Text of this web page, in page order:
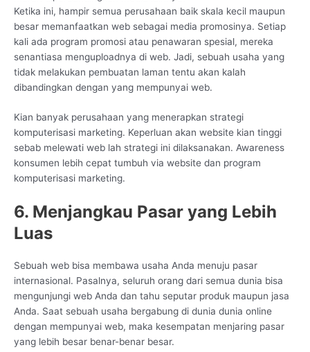
Ketika ini, hampir semua perusahaan baik skala kecil maupun
besar memanfaatkan web sebagai media promosinya. Setiap
kali ada program promosi atau penawaran spesial, mereka
senantiasa menguploadnya di web. Jadi, sebuah usaha yang
tidak melakukan pembuatan laman tentu akan kalah
dibandingkan dengan yang mempunyai web.
Kian banyak perusahaan yang menerapkan strategi
komputerisasi marketing. Keperluan akan website kian tinggi
sebab melewati web lah strategi ini dilaksanakan. Awareness
konsumen lebih cepat tumbuh via website dan program
komputerisasi marketing.
6. Menjangkau Pasar yang Lebih
Luas
Sebuah web bisa membawa usaha Anda menuju pasar
internasional. Pasalnya, seluruh orang dari semua dunia bisa
mengunjungi web Anda dan tahu seputar produk maupun jasa
Anda. Saat sebuah usaha bergabung di dunia dunia online
dengan mempunyai web, maka kesempatan menjaring pasar
yang lebih besar benar-benar besar.